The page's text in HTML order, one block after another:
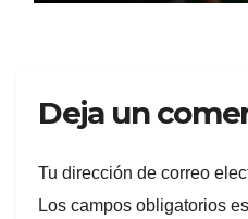
Deja un
Tu dirección de correo
Los campos obligatorios